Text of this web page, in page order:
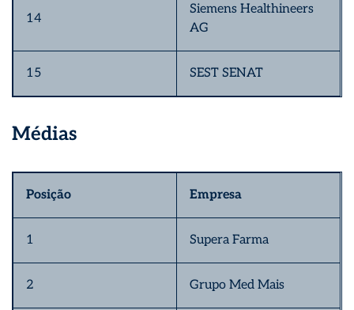
14
Siemens Healthineers
AG
15 SEST SENAT
Médias
Posição Empresa
1 Supera Farma
2 Grupo Med Mais